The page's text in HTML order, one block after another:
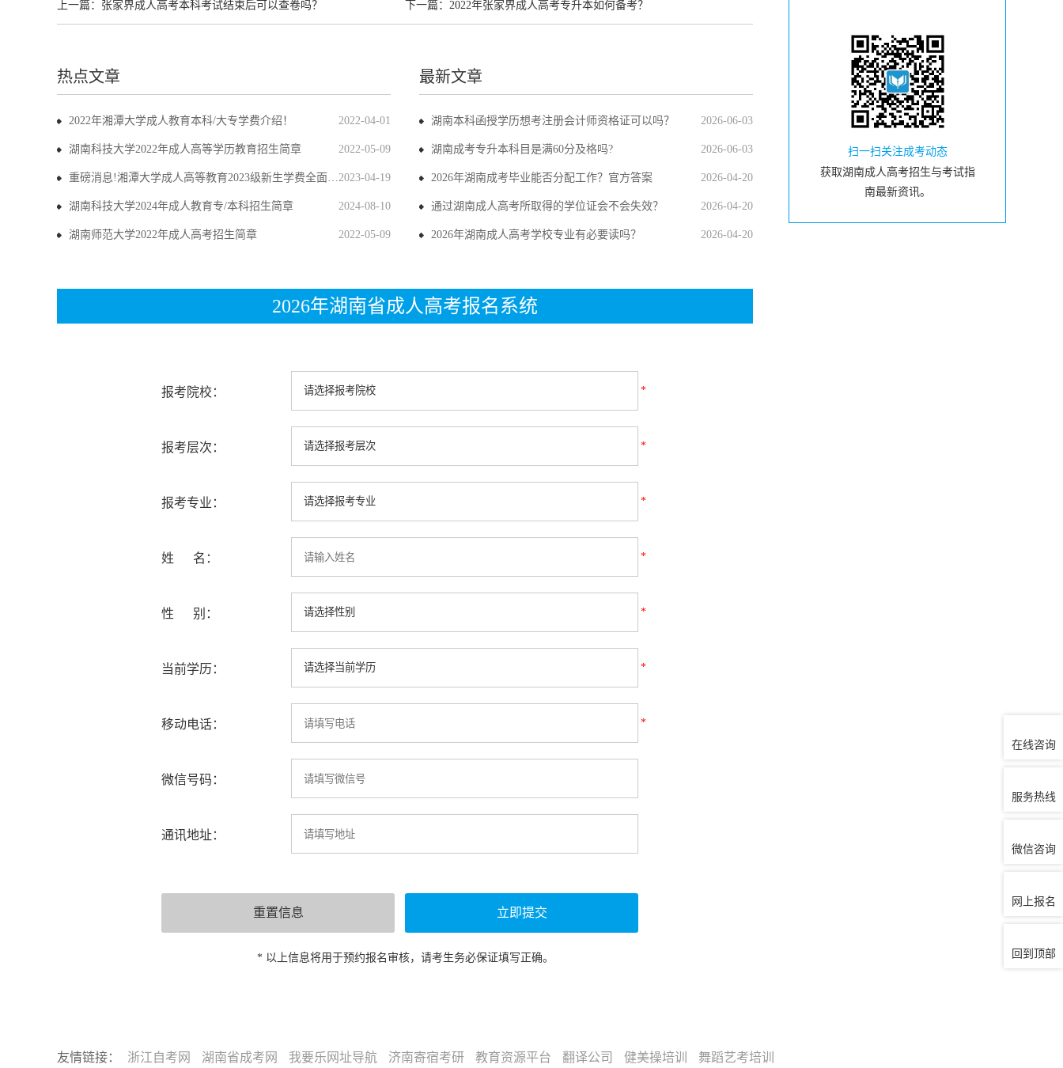
上一篇： 张家界成人高考本科考试结束后可以查卷吗？ 下一篇： 2022年张家界成人高考专升本如何备考？
热点文章
2022-04-01
2022年湘潭大学成人教育本科/大专学费介绍！
2022-05-09
湖南科技大学2022年成人高等学历教育招生简章
2023-04-19
重磅消息!湘潭大学成人高等教育2023级新生学费全面上调
2024-08-10
湖南科技大学2024年成人教育专/本科招生简章
2022-05-09
湖南师范大学2022年成人高考招生简章
最新文章
2026-06-03
湖南本科函授学历想考注册会计师资格证可以吗？
2026-06-03
湖南成考专升本科目是满60分及格吗?
2026-04-20
2026年湖南成考毕业能否分配工作？官方答案
2026-04-20
通过湖南成人高考所取得的学位证会不会失效？
2026-04-20
2026年湖南成人高考学校专业有必要读吗？
2026年湖南省成人高考报名系统
报考院校： *
报考层次： *
报考专业： *
姓 名： *
性 别： *
当前学历： *
移动电话： *
微信号码：
通讯地址：
* 以上信息将用于预约报名审核，请考生务必保证填写正确。
扫一扫关注成考动态
获取湖南成人高考招生与考试指
南最新资讯。
友情链接： 浙江自考网 湖南省成考网 我要乐网址导航 济南寄宿考研 教育资源平台 翻译公司 健美操培训 舞蹈艺考培训
在线咨询
服务热线
微信咨询
网上报名
回到顶部